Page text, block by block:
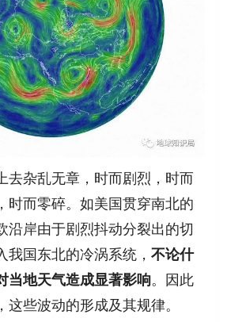
去杂乱无章，时而剧烈，时而
时而零碎。如美国贯穿南北的
沿岸由于剧烈抖动分裂出的切
我国东北的冷涡系统，不论什
当地天气造成显著影响。因此
这些波动的形成及其规律。